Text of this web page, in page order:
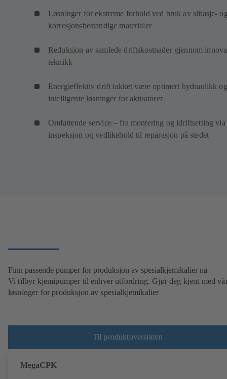
Løsninger for ekstreme forhold ved bruk av slitasje-
korrosjonsbestandige materialer
Reduksjon av samlede driftskostnader gjennom
teknikk
Energieffektiv drift takket være optimert hydraulikk og
intelligente løsninger for aktuatorer
Omfattende service – fra montering og idriftsetting via
inspeksjon og vedlikehold til reparasjon på stedet
Finn passende pumper for produksjon av spesialkjemikalier nå
Vi tilbyr kjemipumper til enhver utfordring. Gjør deg kjent med
løsninger for produksjon av spesialkjemikalier
Til produktoversikten
MegaCPK